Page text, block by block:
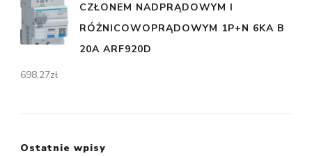
CZŁONEM NADPRĄDOWYM I
RÓŻNICOWOPRĄDOWYM 1P+N 6KA B
20A ARF920D
698,27zł
Ostatnie wpisy